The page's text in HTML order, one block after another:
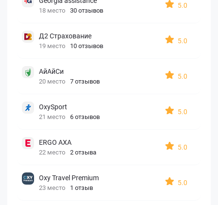
18 место 30 отзывов
5.0
Д2 Страхование
19 место 10 отзывов
5.0
АйАйСи
20 место 7 отзывов
5.0
OxySport
21 место 6 отзывов
5.0
ERGO AXA
22 место 2 отзыва
5.0
Oxy Travel Premium
23 место 1 отзыв
5.0